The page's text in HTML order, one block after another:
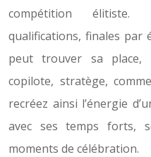
compétition élitiste.
qualifications, finales par
peut trouver sa place,
copilote, stratège,
recréez ainsi l’énergie
avec ses temps forts,
moments de célébration.